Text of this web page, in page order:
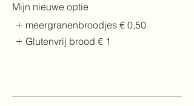
Mijn nieuwe optie
meergranenbroodjes € 0,50
Glutenvrij brood € 1